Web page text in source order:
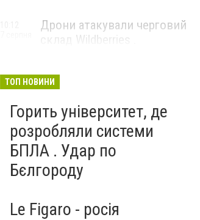
Дрони атакували черговий
склад Wildberries .
ТОП НОВИНИ
Горить університет, де
розробляли системи
БПЛА . Удар по
Бєлгороду
Le Figaro - росія